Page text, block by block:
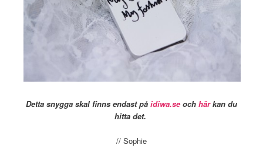
Detta snygga skal finns endast på idiwa.seoch härkan du
hitta det.
// Sophie